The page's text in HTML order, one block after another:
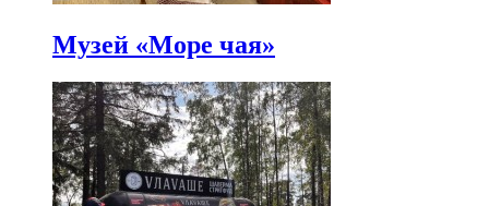
Музей «Море чая»